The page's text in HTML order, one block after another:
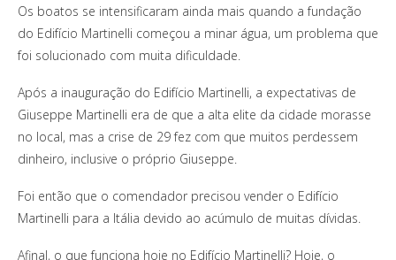
Os boatos se intensificaram ainda mais quando a fundação
do Edifício Martinelli começou a minar água, um problema que
foi solucionado com muita dificuldade.
Após a inauguração do Edifício Martinelli, a expectativas de
Giuseppe Martinelli era de que a alta elite da cidade morasse
no local, mas a crise de 29 fez com que muitos perdessem
dinheiro, inclusive o próprio Giuseppe.
Foi então que o comendador precisou vender o Edifício
Martinelli para a Itália devido ao acúmulo de muitas dívidas.
Afinal, o que funciona hoje no Edifício Martinelli? Hoje, o